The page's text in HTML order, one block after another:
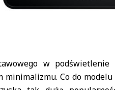
w
minimalizmu. Co do